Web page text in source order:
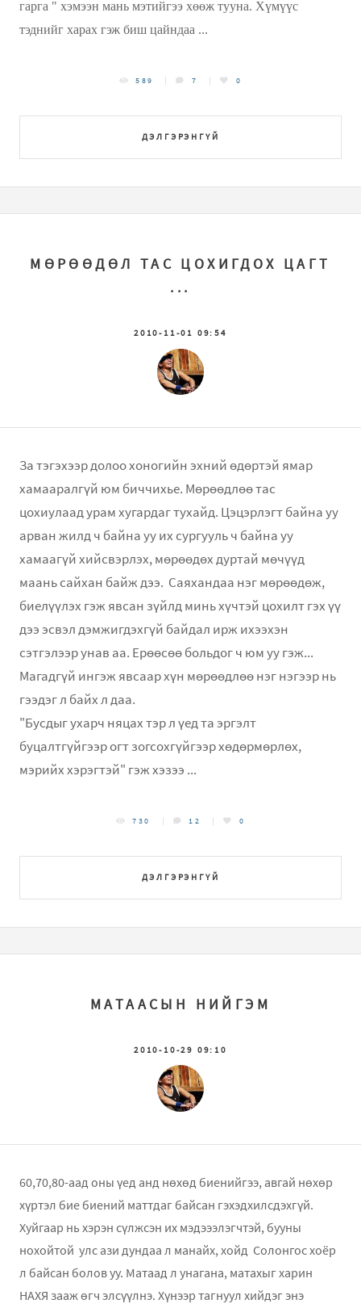
гарга " хэмээн мань мэтийгээ хөөж тууна. Хүмүүс
тэднийг харах гэж биш цайндаа ...
ДЭЛГЭРЭНГҮЙ
589 7 0
МӨРӨӨДӨЛ ТАС ЦОХИГДОХ ЦАГТ
...
2010-11-01 09:54
За тэгэхээр долоо хоногийн эхний өдөртэй ямар
хамааралгүй юм биччихье. Мөрөөдлөө тас
цохиулаад урам хугардаг тухайд. Цэцэрлэгт байна уу
арван жилд ч байна уу их сургууль ч байна уу
хамаагүй хийсвэрлэх, мөрөөдөх дуртай мөчүүд
маань сайхан байж дээ. Саяхандаа нэг мөрөөдөж,
биелүүлэх гэж явсан зүйлд минь хүчтэй цохилт гэх үү
дээ эсвэл дэмжигдэхгүй байдал ирж ихээхэн
сэтгэлээр унав аа. Ерөөсөө больдог ч юм уу гэж...
Магадгүй ингэж явсаар хүн мөрөөдлөө нэг нэгээр нь
гээдэг л байх л даа.
"Бусдыг ухарч няцах тэр л үед та эргэлт
буцалтгүйгээр огт зогсохгүйгээр хөдөрмөрлөх,
мэрийх хэрэгтэй" гэж хэзээ ...
ДЭЛГЭРЭНГҮЙ
730 12 0
МАТААСЫН НИЙГЭМ
2010-10-29 09:10
60,70,80-аад оны үед анд нөхөд биенийгээ, авгай нөхөр
хүртэл бие биений маттдаг байсан гэхэдхилсдэхгүй.
Хуйгаар нь хэрэн сүлжсэн их мэдэээлэгчтэй, бууны
нохойтой улс ази дундаа л манайх, хойд Солонгос хоёр
л байсан болов уу. Матаад л унагана, матахыг харин
НАХЯ зааж өгч элсүүлнэ. Хүнээр тагнуул хийдэг энэ